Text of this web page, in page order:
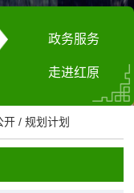
政务服务
走进红原
开 /规划计划